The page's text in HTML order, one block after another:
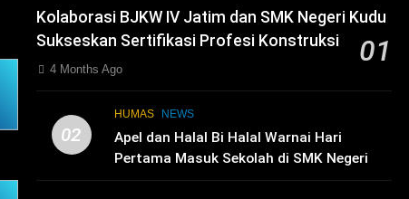
Kolaborasi BJKW IV Jatim dan SMK Negeri Kudu
Sukseskan Sertifikasi Profesi Konstruksi
01
4 Months Ago
02
HUMAS NEWS
Apel dan Halal Bi Halal Warnai Hari
Pertama Masuk Sekolah di SMK Negeri
Kudu: “Dari Ruang Kelas Akan Lahir